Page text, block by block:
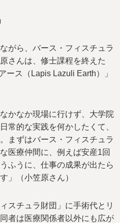
がら、バース・フィスチュラ
さんは、修士課程を終えた
ース（Lapis Lazuli Earth）」
かなか現場に行けず、大学院
常的な実践を何かしたくて、
まずはバース・フィスチュラ
医療仲間に、例えば安産1回
ふうに、仕事の成果が出たら
」（小笠原さん）
スチュラ財団」に手術代とリ
者は医療関係者以外にも広が